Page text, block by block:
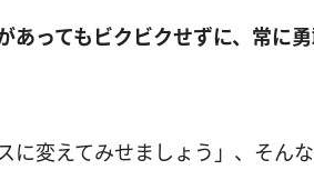
あってもビクビクせずに、常に
に変えてみせましょう」、そん